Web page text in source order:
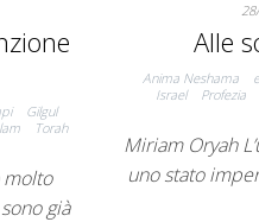
Gilgul
Torah
molto
già
Alle
Anima Neshama
Israel
Profezia
Miriam Oryah
uno stato